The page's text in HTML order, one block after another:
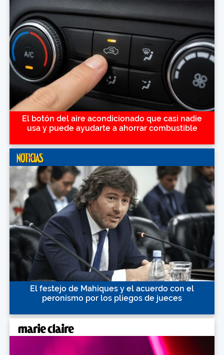
El botón del aire acondicionado que casi nadie
usa y puede ayudarte a ahorrar combustible
El festejo de Mahiques y el acuerdo con el
peronismo por los pliegos de jueces